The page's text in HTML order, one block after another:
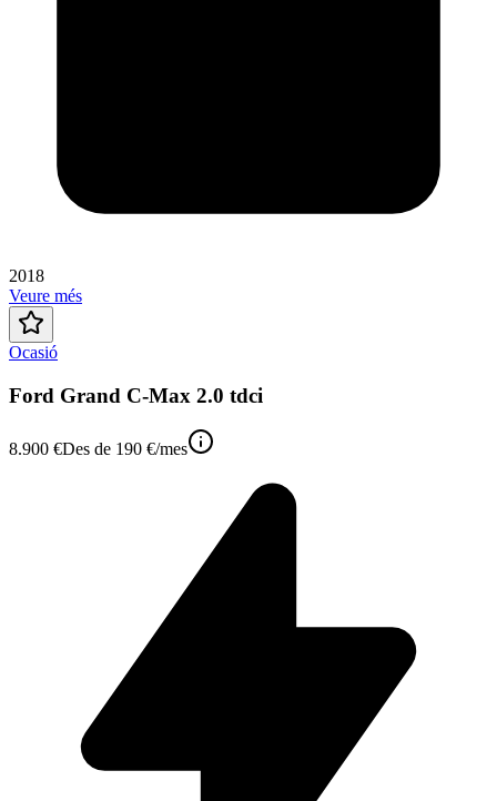
2018
Veure més
Ocasió
Ford Grand C-Max 2.0 tdci
8.900 €Des de 190 €/mes